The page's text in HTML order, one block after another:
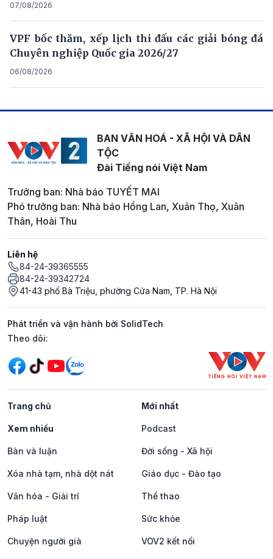
07/08/2026
VPF bốc thăm, xếp lịch thi đấu các giải bóng đá
Chuyên nghiệp Quốc gia 2026/27
06/08/2026
BAN VĂN HOÁ - XÃ HỘI VÀ DÂN
TỘC
Đài Tiếng nói Việt Nam
Trưởng ban: Nhà báo TUYẾT MAI
Phó trưởng ban: Nhà báo Hồng Lan, Xuân Thọ, Xuân
Thân, Hoài Thu
Liên hệ
84-24-39365555
84-24-39342724
41-43 phố Bà Triệu, phường Cửa Nam, TP. Hà Nội
Phát triển và vận hành bởi SolidTech
Mạng xã hội
Theo dõi:
Trang chủ Mới nhất
Xem nhiều Podcast
Bàn và luận Đời sống - Xã hội
Xóa nhà tạm, nhà dột nát Giáo dục - Đào tạo
Văn hóa - Giải trí Thể thao
Pháp luật Sức khỏe
Chuyện người già VOV2 kết nối